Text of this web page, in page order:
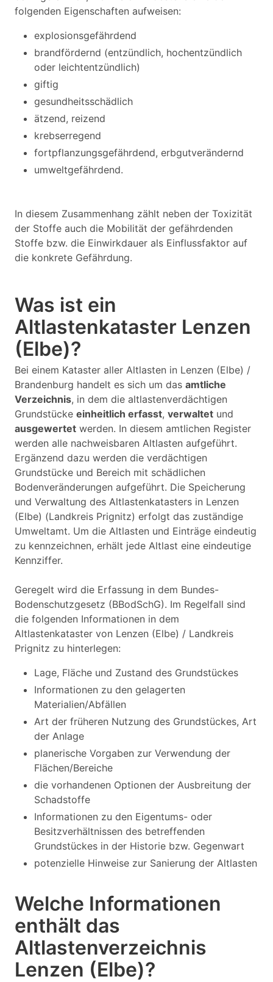
folgenden Eigenschaften aufweisen:
explosionsgefährdend
brandfördernd (entzündlich, hochentzündlich
oder leichtentzündlich)
giftig
gesundheitsschädlich
ätzend, reizend
krebserregend
fortpflanzungsgefährdend, erbgutverändernd
umweltgefährdend.
In diesem Zusammenhang zählt neben der Toxizität
der Stoffe auch die Mobilität der gefährdenden
Stoffe bzw. die Einwirkdauer als Einflussfaktor auf
die konkrete Gefährdung.
Was ist ein
Altlastenkataster Lenzen
(Elbe)?
Bei einem Kataster aller Altlasten in Lenzen (Elbe) /
Brandenburg handelt es sich um das amtliche
Verzeichnis, in dem die altlastenverdächtigen
Grundstücke einheitlich erfasst, verwaltet und
ausgewertet werden. In diesem amtlichen Register
werden alle nachweisbaren Altlasten aufgeführt.
Ergänzend dazu werden die verdächtigen
Grundstücke und Bereich mit schädlichen
Bodenveränderungen aufgeführt. Die Speicherung
und Verwaltung des Altlastenkatasters in Lenzen
(Elbe) (Landkreis Prignitz) erfolgt das zuständige
Umweltamt. Um die Altlasten und Einträge eindeutig
zu kennzeichnen, erhält jede Altlast eine eindeutige
Kennziffer.
Geregelt wird die Erfassung in dem Bundes-
Bodenschutzgesetz (BBodSchG). Im Regelfall sind
die folgenden Informationen in dem
Altlastenkataster von Lenzen (Elbe) / Landkreis
Prignitz zu hinterlegen:
Lage, Fläche und Zustand des Grundstückes
Informationen zu den gelagerten
Materialien/Abfällen
Art der früheren Nutzung des Grundstückes, Art
der Anlage
planerische Vorgaben zur Verwendung der
Flächen/Bereiche
die vorhandenen Optionen der Ausbreitung der
Schadstoffe
Informationen zu den Eigentums- oder
Besitzverhältnissen des betreffenden
Grundstückes in der Historie bzw. Gegenwart
potenzielle Hinweise zur Sanierung der Altlasten
Welche Informationen
enthält das
Altlastenverzeichnis
Lenzen (Elbe)?